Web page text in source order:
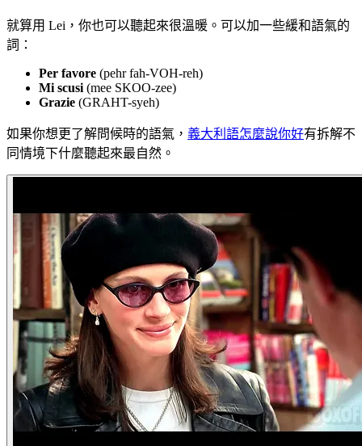
就算用 Lei，你也可以聽起來很溫暖。可以加一些緩和語氣的
詞：
Per favore (pehr fah-VOH-reh)
Mi scusi (mee SKOO-zee)
Grazie (GRAHT-syeh)
如果你想更了解問候時的語氣， 義大利語怎麼說你好有拆解不
同情境下什麼聽起來最自然。